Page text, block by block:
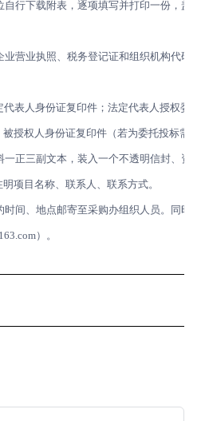
自行下载附表，逐项填写并打印一份，盖
业营业执照、税务登记证和组织机构代码
代表人身份证复印件；法定代表人授权委
授权人身份证复印件（若为委托投标需提
一正三副文本，装入一个不透明信封、资
项目名称、联系人、联系方式。
时间、地点邮寄至采购办组织人员。同时
）。